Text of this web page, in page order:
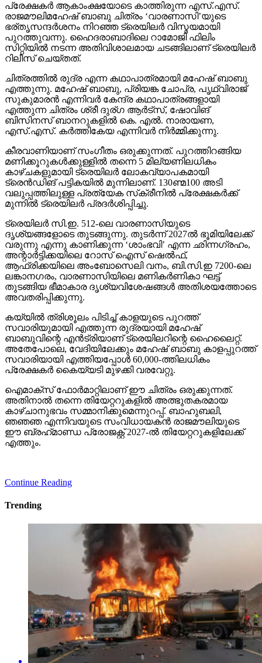
പ്രേക്ഷകര്‍ ആകാംക്ഷയോടെ കാത്തിരുന്ന എസ്.എസ്.
രാജമൗലിമഹേഷ് ബാബു ചിത്രം ‘വാരണാസി’യുടെ
ഭര്തൃസന്ദര്‍ശനം നിറഞ്ഞ ട്രെയിലര്‍ വിസ്മയമായി
പുറത്തുവന്നു. ഹൈദരാബാദിലെ റാമോജി ഫിലിം
സിറ്റിയില്‍ നടന്ന അതിവിശാലമായ ചടങ്ങിലാണ് ട്രെയിലര്‍
റിലീസ് ചെയ്തത്.
ചിത്രത്തില്‍ രുദ്ര എന്ന കഥാപാത്രമായി മഹേഷ് ബാബു
എത്തുന്നു. മഹേഷ് ബാബു, പ്രിയങ്ക ചോപ്ര, പൃഥ്വിരാജ്
സുകുമാരന്‍ എന്നിവര്‍ കേന്ദ്ര കഥാപാത്രങ്ങളായി
എത്തുന്ന ചിത്രം ശ്രീ ദുര്ഗ ആര്‍ട്‌സ്, ഷോവിങ്
ബിസിനസ് ബാനറുകളില്‍ കെ. എല്‍. നാരായണ,
എസ്.എസ്. കര്‍ത്തികേയ എന്നിവര്‍ നിര്‍മ്മിക്കുന്നു.
കീരവാണിയാണ് സംഗീതം ഒരുക്കുന്നത്. പുറത്തിറങ്ങിയ
മണിക്കൂറുകള്‍ക്കുള്ളില്‍ തന്നെ 5 മില്യണിലധികം
കാഴ്ചകളുമായി ട്രെയിലര്‍ ലോകവ്യാപകമായി
ട്രെന്‍ഡിങ് പട്ടികയില്‍ മുന്നിലാണ്. 130ണ്മ100 അടി
വലുപ്പത്തിലുള്ള പ്രത്യേക സ്‌ക്രീനില്‍ പ്രേക്ഷകര്‍ക്ക്
മുന്നില്‍ ട്രെയിലര്‍ പ്രദര്‍ശിപ്പിച്ചു.
ട്രെയിലര്‍ സി.ഇ. 512-ലെ വാരണാസിയുടെ
ദൃശ്യങ്ങളോടെ തുടങ്ങുന്നു. തുടര്‍ന്ന് 2027ല്‍ ഭൂമിയിലേക്ക്
വരുന്നു എന്നു കാണിക്കുന്ന ‘ശാംഭവി’ എന്ന ഛിന്നഗ്രഹം,
അന്റാര്‍ട്ടിക്കയിലെ റോസ് ഐസ് ഷെല്‍ഫ്,
ആഫ്രിക്കയിലെ അംബോസെലി വനം, ബി.സി.ഇ 7200-ലെ
ലങ്കാനഗരം, വാരണാസിയിലെ മണികര്‍ണികാ ഘട്ട്
തുടങ്ങിയ ഭീമാകാര ദൃശ്യവിശേഷങ്ങള്‍ അതിശയത്തോടെ
അവതരിപ്പിക്കുന്നു.
കയ്യില്‍ ത്രിശൂലം പിടിച്ച് കാളയുടെ പുറത്ത്
സവാരിയുമായി എത്തുന്ന രുദ്രയായി മഹേഷ്
ബാബുവിന്റെ എന്‍ട്രിയാണ് ട്രെയിലറിന്റെ ഹൈലൈറ്റ്.
അതേപോലെ, വേദിയിലേക്കും മഹേഷ് ബാബു കാളപ്പുറത്ത്
സവാരിയായി എത്തിയപ്പോള്‍ 60,000-ത്തിലധികം
പ്രേക്ഷകര്‍ കൈയ്യടി മുഴക്കി വരവേറ്റു.
ഐമാക്‌സ് ഫോര്‍മാറ്റിലാണ് ഈ ചിത്രം ഒരുക്കുന്നത്.
അതിനാല്‍ തന്നെ തിയേറ്ററുകളില്‍ അത്ഭുതകരമായ
കാഴ്ചാനുഭവം സമ്മാനിക്കുമെന്നുറപ്പ്. ബാഹുബലി,
ഞഞഞ എന്നിവയുടെ സംവിധായകന്‍ രാജമൗലിയുടെ
ഈ ബ്രഹ്‌മാണ്ഡ പ്രോജക്റ്റ് 2027-ല്‍ തിയേറ്ററുകളിലേക്ക്
എത്തും.
Continue Reading
Trending